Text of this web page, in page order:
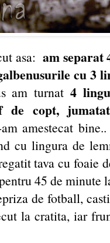
asa:am separat
cu 3
am turnat4
de copt,
amestecat
cu lingura de
tava cu foaie
45 de minute
de fotball,
la cratita, iar